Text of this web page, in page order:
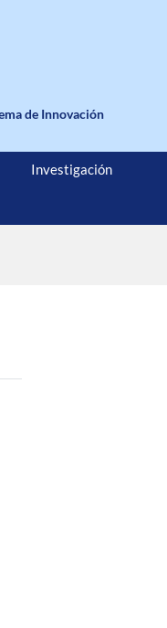
de Innovación
Investigación